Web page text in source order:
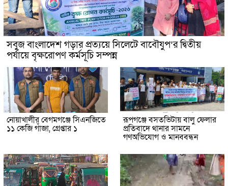
সবুজ বাংলাদেশ গড়ার প্রত্যয়ে সিলেটে বাবৌযুপ’র দ্বিতীয়
পর্যায়ে বৃক্ষরোপণ কর্মসূচি সম্পন্ন
নোয়াখালীর বেগমগঞ্জে সিএনজিতে
১১ কেজি গাঁজা, গ্রেপ্তার ১
রূপগঞ্জে বসতভিটায় বালু ফেলার
প্রতিবাদে থানার সামনে
গণঅভিযোগ ও মানববন্ধন